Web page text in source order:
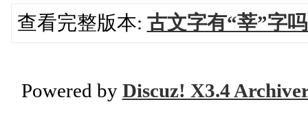
查看完整版本: 古文字有“莘”字
Powered by Discuz! X3.4